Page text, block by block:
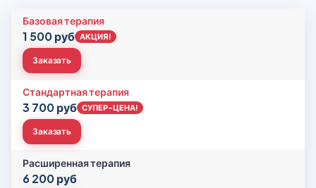
Базовая терапия
1 500 руб АКЦИЯ!
Заказать
Стандартная терапия
3 700 руб СУПЕР-ЦЕНА!
Заказать
Расширенная терапия
6 200 руб